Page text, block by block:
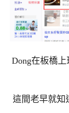
Dong在板橋
這間老早就知